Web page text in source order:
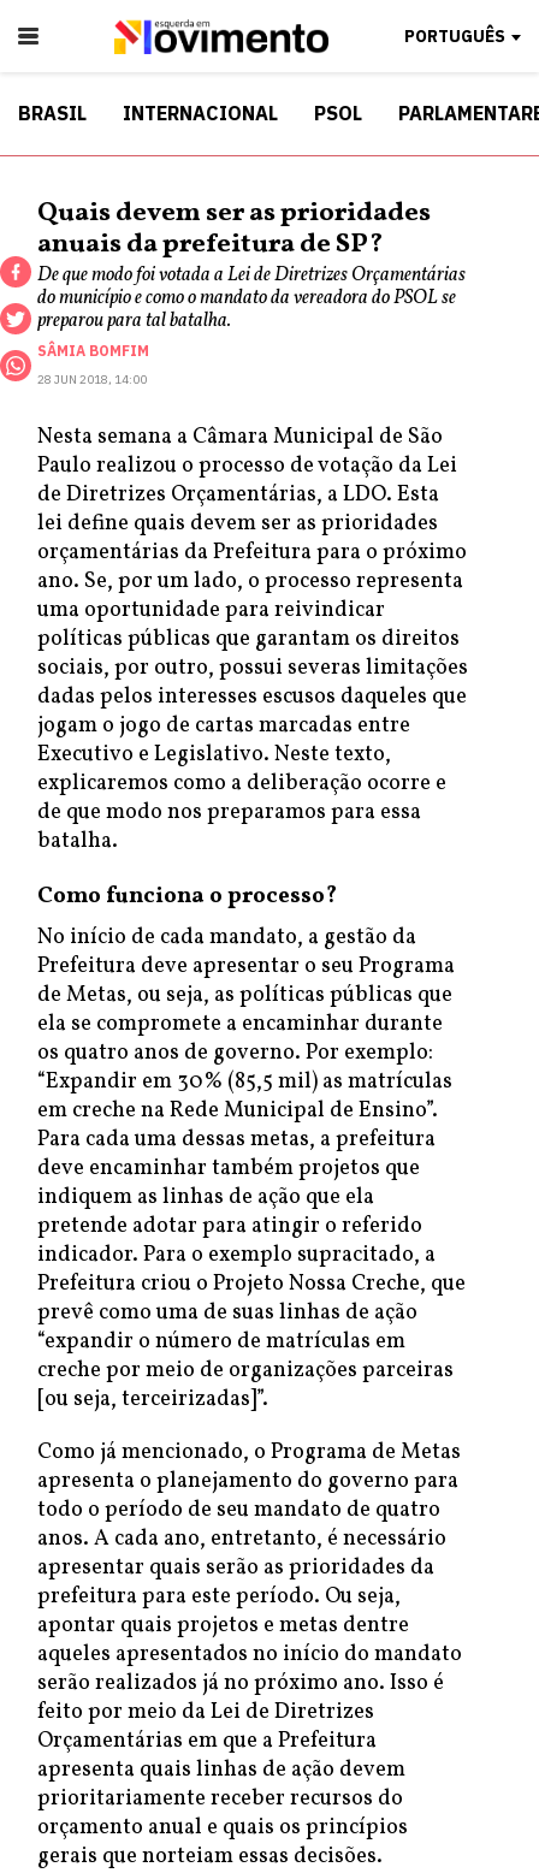
PORTUGUÊS
BRASIL INTERNACIONAL PSOL
Quais devem ser as prioridades
anuais da prefeitura de SP?
De que modo foi votada a Lei de Diretrizes Orçamentárias
do município e como o mandato da vereadora do PSOL se
preparou para tal batalha.
SÂMIA BOMFIM
28 JUN 2018, 14:00
Nesta semana a Câmara Municipal de São
Paulo realizou o processo de votação da Lei
de Diretrizes Orçamentárias, a LDO. Esta
lei define quais devem ser as prioridades
orçamentárias da Prefeitura para o próximo
ano. Se, por um lado, o processo representa
uma oportunidade para reivindicar
políticas públicas que garantam os direitos
sociais, por outro, possui severas limitações
dadas pelos interesses escusos daqueles que
jogam o jogo de cartas marcadas entre
Executivo e Legislativo. Neste texto,
explicaremos como a deliberação ocorre e
de que modo nos preparamos para essa
batalha.
Como funciona o processo?
No início de cada mandato, a gestão da
Prefeitura deve apresentar o seu Programa
de Metas, ou seja, as políticas públicas que
ela se compromete a encaminhar durante
os quatro anos de governo. Por exemplo:
“Expandir em 30% (85,5 mil) as matrículas
em creche na Rede Municipal de Ensino”.
Para cada uma dessas metas, a prefeitura
deve encaminhar também projetos que
indiquem as linhas de ação que ela
pretende adotar para atingir o referido
indicador. Para o exemplo supracitado, a
Prefeitura criou o Projeto Nossa Creche, que
prevê como uma de suas linhas de ação
“expandir o número de matrículas em
creche por meio de organizações parceiras
[ou seja, terceirizadas]”.
Como já mencionado, o Programa de Metas
apresenta o planejamento do governo para
todo o período de seu mandato de quatro
anos. A cada ano, entretanto, é necessário
apresentar quais serão as prioridades da
prefeitura para este período. Ou seja,
apontar quais projetos e metas dentre
aqueles apresentados no início do mandato
serão realizados já no próximo ano. Isso é
feito por meio da Lei de Diretrizes
Orçamentárias em que a Prefeitura
apresenta quais linhas de ação devem
prioritariamente receber recursos do
orçamento anual e quais os princípios
gerais que norteiam essas decisões.